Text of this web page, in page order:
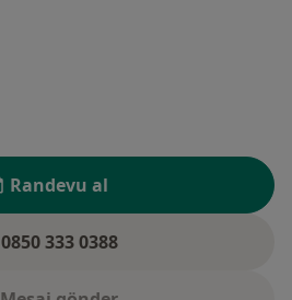
Randevu al
0850 333 0388